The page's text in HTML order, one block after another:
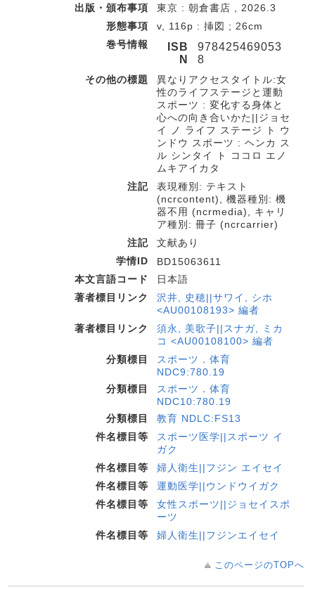
出版・頒布事項
東京 : 朝倉書店 , 2026.3
形態事項
v, 116p : 挿図 ; 26cm
巻号情報
ISB
N
978425469053
8
その他の標題
異なりアクセスタイトル:女
性のライフステージと運動
スポーツ : 変化する身体と
心への向き合いかた||ジョセ
イ ノ ライフ ステージ ト ウ
ンドウ スポーツ : ヘンカ ス
ル シンタイ ト ココロ エノ
ムキアイカタ
注記
表現種別: テキスト
(ncrcontent), 機器種別: 機
器不用 (ncrmedia), キャリ
ア種別: 冊子 (ncrcarrier)
注記
文献あり
学情ID
BD15063611
本文言語コード
日本語
著者標目リンク
沢井, 史穂||サワイ, シホ
<AU00108193> 編者
著者標目リンク
須永, 美歌子||スナガ, ミカ
コ <AU00108100> 編者
分類標目
スポーツ．体育
NDC9:780.19
分類標目
スポーツ．体育
NDC10:780.19
分類標目
教育 NDLC:FS13
件名標目等
スポーツ医学||スポーツ イ
ガク
件名標目等
婦人衛生||フジン エイセイ
件名標目等
運動医学||ウンドウイガク
件名標目等
女性スポーツ||ジョセイスポ
ーツ
件名標目等
婦人衛生||フジンエイセイ
このページのTOPへ